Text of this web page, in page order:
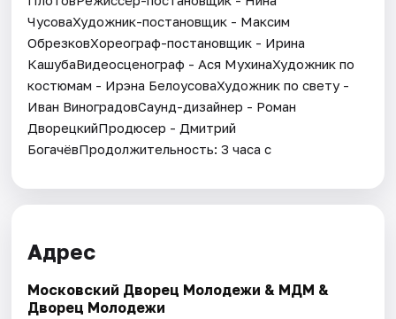
ЧусоваХудожник-постановщик - Максим
ОбрезковХореограф-постановщик - Ирина
КашубаВидеосценограф - Ася МухинаХудожник по
костюмам - Ирэна БелоусоваХудожник по свету -
Иван ВиноградовСаунд-дизайнер - Роман
ДворецкийПродюсер - Дмитрий
БогачёвПродолжительность: 3 часа с
Адрес
Московский Дворец Молодежи & МДМ &
Дворец Молодежи